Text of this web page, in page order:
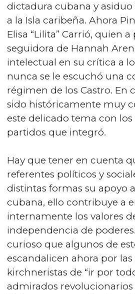
dictadura cubana y asiduo
a la Isla caribeña. Ahora
Elisa “Lilita” Carrió, quien
seguidora de Hannah
intelectual en su crítica a
nunca se le escuchó una
régimen de los Castro. En
sido históricamente muy
este delicado tema con
partidos que integró.
Hay que tener en cuenta
referentes políticos y
distintas formas su apoyo
cubana, ello contribuye a
internamente los valores
independencia de
curioso que algunos de
escandalicen ahora por
kirchneristas de “ir por
admirados